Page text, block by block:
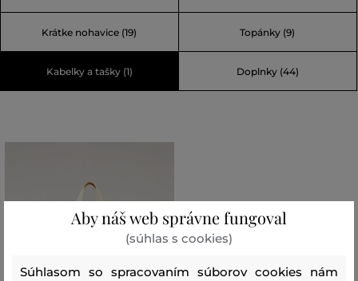
Krátke nohavice (19) Topánky (9)
Kabelky a tašky (1) Doplnky (44)
Aby náš web správne fungoval
(súhlas s cookies)
Súhlasom so spracovaním súborov cookies nám